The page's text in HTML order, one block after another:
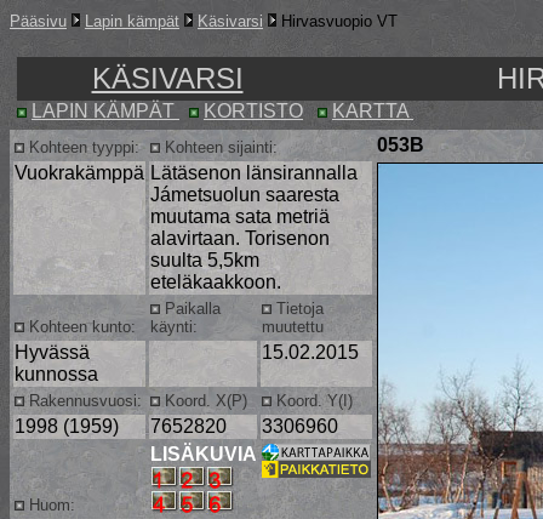
Pääsivu Lapin kämpät Käsivarsi Hirvasvuopio VT
KÄSIVARSI
LAPIN KÄMPÄT KORTISTO KARTTA
Kohteen tyyppi: Kohteen sijainti:
053B
Vuokrakämppä Lätäsenon länsirannalla
Jámetsuolun saaresta
muutama sata metriä
alavirtaan. Torisenon
suulta 5,5km
eteläkaakkoon.
Kohteen kunto:
Paikalla
käynti:
Tietoja
muutettu
Hyvässä
kunnossa
15.02.2015
Rakennusvuosi: Koord. X(P) Koord. Y(I)
1998 (1959) 7652820 3306960
Huom:
LISÄKUVIA